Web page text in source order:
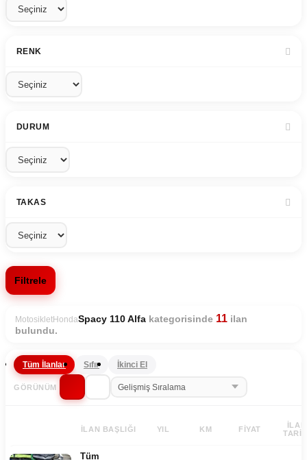
RENK
DURUM
TAKAS
Filtrele
MotosikletHondaSpacy 110 Alfa kategorisinde 11 ilan
bulundu.
Tüm İlanlar Sıfır İkinci El
GÖRÜNÜM
İLAN BAŞLIĞI YIL KM FIYAT
İLAN
Tüm